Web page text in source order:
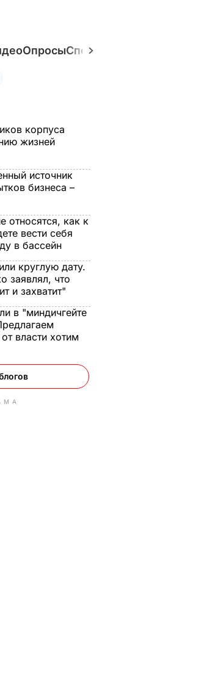
ОпросыСпецпроекты
корпуса
жизней
источник
бизнеса –
относятся, как к
вести себя
в бассейн
круглую дату.
заявлял, что
и захватит"
в "миндичгейте
власти хотим